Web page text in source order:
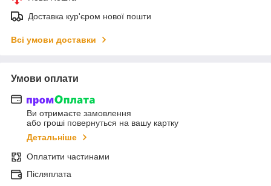
Доставка кур'єром нової пошти
Всі умови доставки
Умови оплати
Ви отримаєте замовлення
або гроші повернуться на вашу картку
Детальніше
Оплатити частинами
Післяплата